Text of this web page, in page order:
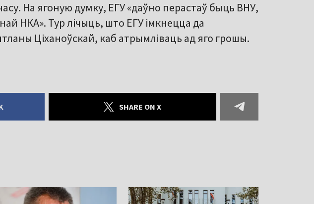
На ягоную думку, ЕГУ «даўно перастаў быць ВНУ,
НКА». Тур лічыць, што ЕГУ імкнецца да
Ціханоўскай, каб атрымліваць ад яго грошы.
SHARE ON X